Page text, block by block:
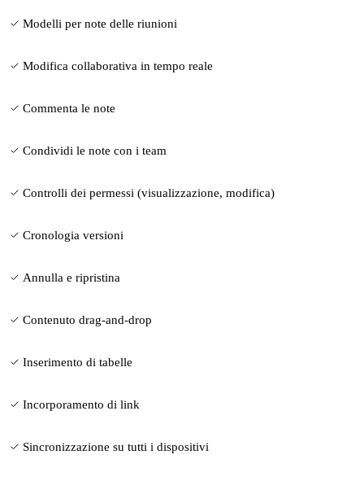
Modelli per note delle riunioni
Modifica collaborativa in tempo reale
Commenta le note
Condividi le note con i team
Controlli dei permessi (visualizzazione, modifica)
Cronologia versioni
Annulla e ripristina
Contenuto drag-and-drop
Inserimento di tabelle
Incorporamento di link
Sincronizzazione su tutti i dispositivi